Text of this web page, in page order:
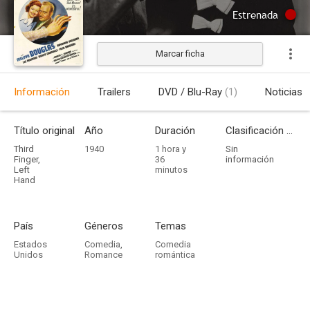
Estrenada
Marcar ficha
Información Trailers DVD / Blu-Ray (1) Noticias
Título original
Third
Finger,
Left
Hand
Año
1940
Duración
1 hora y
36
minutos
Clasificación por edades
Sin
información
País
Estados
Unidos
Géneros
Comedia,
Romance
Temas
Comedia
romántica